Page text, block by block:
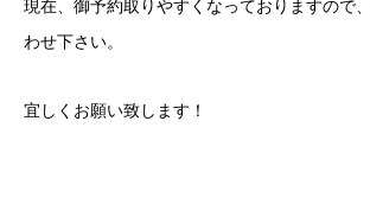
現在、御予約取りやすくなっておりますので
わせ下さい。
宜しくお願い致します！